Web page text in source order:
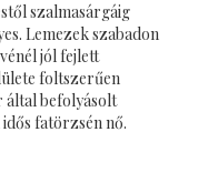
szalmasárgáig
Lemezek szabadon
jól fejlett
foltszerűen
által befolyásolt
fatörzsén nő.